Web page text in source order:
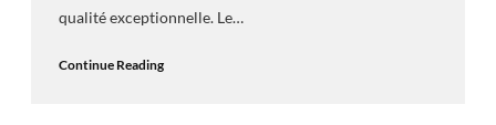
qualité exceptionnelle. Le…
Continue Reading